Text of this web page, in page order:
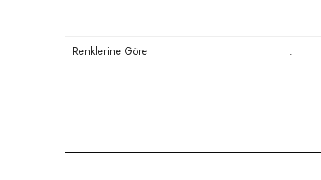
Renklerine Göre :